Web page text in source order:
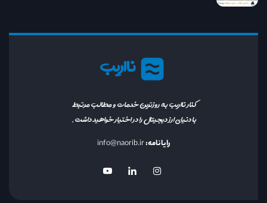
نااریب
کنار نااریب به روزترین خدمات و مطالب مرتبط
با دنیای ارز دیجیتال را در اختیار خواهید داشت.
رایانامه:info@naorib.ir